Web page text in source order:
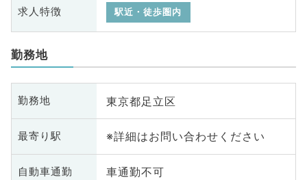
求人特徴 駅近・徒歩圏内
勤務地
勤務地 東京都足立区
最寄り駅 ※詳細はお問い合わせください
自動車通勤 車通勤不可